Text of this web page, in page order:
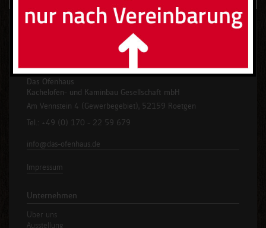
Das Ofenhaus
Kachelofen- und Kaminbau Gesellschaft mbH
Am Vennstein 4 (Gewerbegebiet), 52159 Roetgen
Tel.: +49 (0) 170 - 22 59 679
info@das-ofenhaus.de
Impressum
Unternehmen
Über uns
Ausstellung